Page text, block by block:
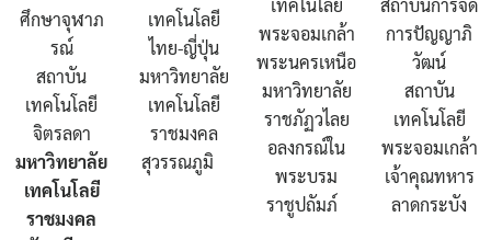
แนวปฏิบัติการคุ้มครองข้อมูลส่วนบุคคล (PDPA)
แบบฟอร์มสำหรับนักศึกษา
แบบฟอร์มสำหรับอาจารย์ / เจ้าหน้าที่
โครงสร้างหลักสูตร
ศึกษาจุฬาภ
รณ์
สถาบัน
เทคโนโลยี
จิตรลดา
มหาวิทยาลัย
เทคโนโลยี
ราชมงคล
เทคโนโลยี
ไทย-ญี่ปุ่น
มหาวิทยาลัย
เทคโนโลยี
ราชมงคล
สุวรรณภูมิ
เทคโนโลยี
พระจอมเกล้า
พระนครเหนือ
มหาวิทยาลัย
ราชภัฏวไลย
อลงกรณ์ใน
พระบรม
ราชูปถัมภ์
สถาบันการจัด
การปัญญาภิ
วัฒน์
สถาบัน
เทคโนโลยี
พระจอมเกล้า
เจ้าคุณทหาร
ลาดกระบัง